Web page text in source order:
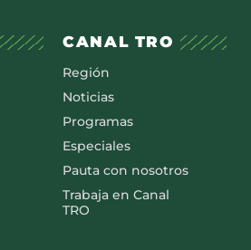
CANAL TRO
Región
Noticias
Programas
Especiales
Pauta con nosotros
Trabaja en Canal
TRO